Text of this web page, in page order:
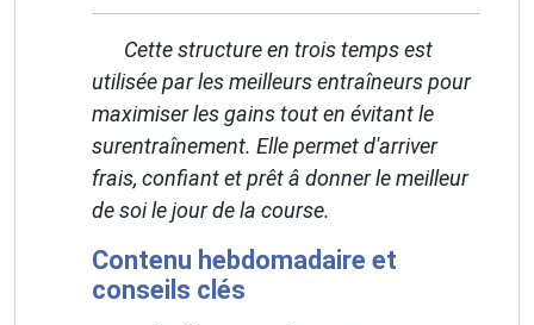
Cette structure en trois temps est
utilisée par les meilleurs entraîneurs pour
maximiser les gains tout en évitant le
surentraînement. Elle permet d'arriver
frais, confiant et prêt â donner le meilleur
de soi le jour de la course.
Contenu hebdomadaire et
conseils clés